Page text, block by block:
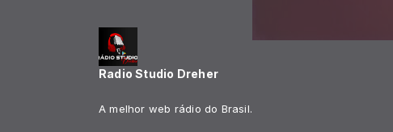
Radio Studio Dreher
A melhor web rádio do Brasil.